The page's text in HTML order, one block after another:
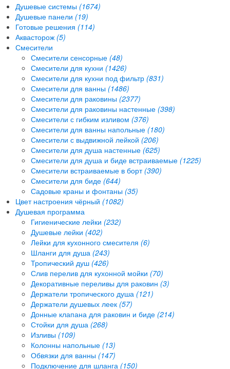
Душевые системы (1674)
Душевые панели (19)
Готовые решения (114)
Аквасторож (5)
Смесители
Смесители сенсорные (48)
Смесители для кухни (1426)
Смесители для кухни под фильтр (831)
Смесители для ванны (1486)
Смесители для раковины (2377)
Смесители для раковины настенные (398)
Смесители с гибким изливом (376)
Смесители для ванны напольные (180)
Смесители с выдвижной лейкой (206)
Смесители для душа настенные (625)
Смесители для душа и биде встраиваемые (1225)
Смесители встраиваемые в борт (390)
Смесители для биде (644)
Садовые краны и фонтаны (35)
Цвет настроения чёрный (1082)
Душевая программа
Гигиенические лейки (232)
Душевые лейки (402)
Лейки для кухонного смесителя (6)
Шланги для душа (243)
Тропический душ (426)
Слив перелив для кухонной мойки (70)
Декоративные переливы для раковин (3)
Держатели тропического душа (121)
Держатели душевых леек (57)
Донные клапана для раковин и биде (214)
Стойки для душа (268)
Изливы (109)
Колонны напольные (13)
Обвязки для ванны (147)
Подключение для шланга (150)